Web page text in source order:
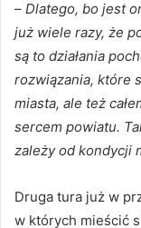
– Dlatego, bo jest
już wiele razy, że
są to działania
rozwiązania, które
miasta, ale też
sercem powiatu.
zależy od kondycji
Druga tura już w
w których mieścić